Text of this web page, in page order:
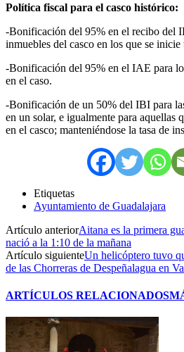
Política fiscal para el casco histórico:
-Bonificación del 95% en el recibo del
inmuebles del casco en los que se
-Bonificación del 95% en el IAE para
en el caso.
-Bonificación de un 50% del IBI para
en un solar, e igualmente para aquellas
en el casco; manteniéndose la tasa de
Etiquetas
Ayuntamiento de Guadalajara
Artículo anteriorAitana es la primera
nació a la 1:10 de la mañana
Artículo siguienteUn helicóptero tuvo
de las Chorreras de Despeñalagua en
ARTÍCULOS RELACIONADOS